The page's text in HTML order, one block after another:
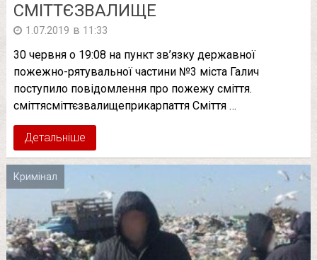
СМІТТЄЗВАЛИЩЕ
1.07.2019 в 11:33
30 червня о 19:08 на пункт зв’язку державної
пожежно-рятувальної частини №3 міста Галич
поступило повідомлення про пожежу сміття.
сміттясміттєзвалищеприкарпаття Сміття …
Детальніше
Кримінал